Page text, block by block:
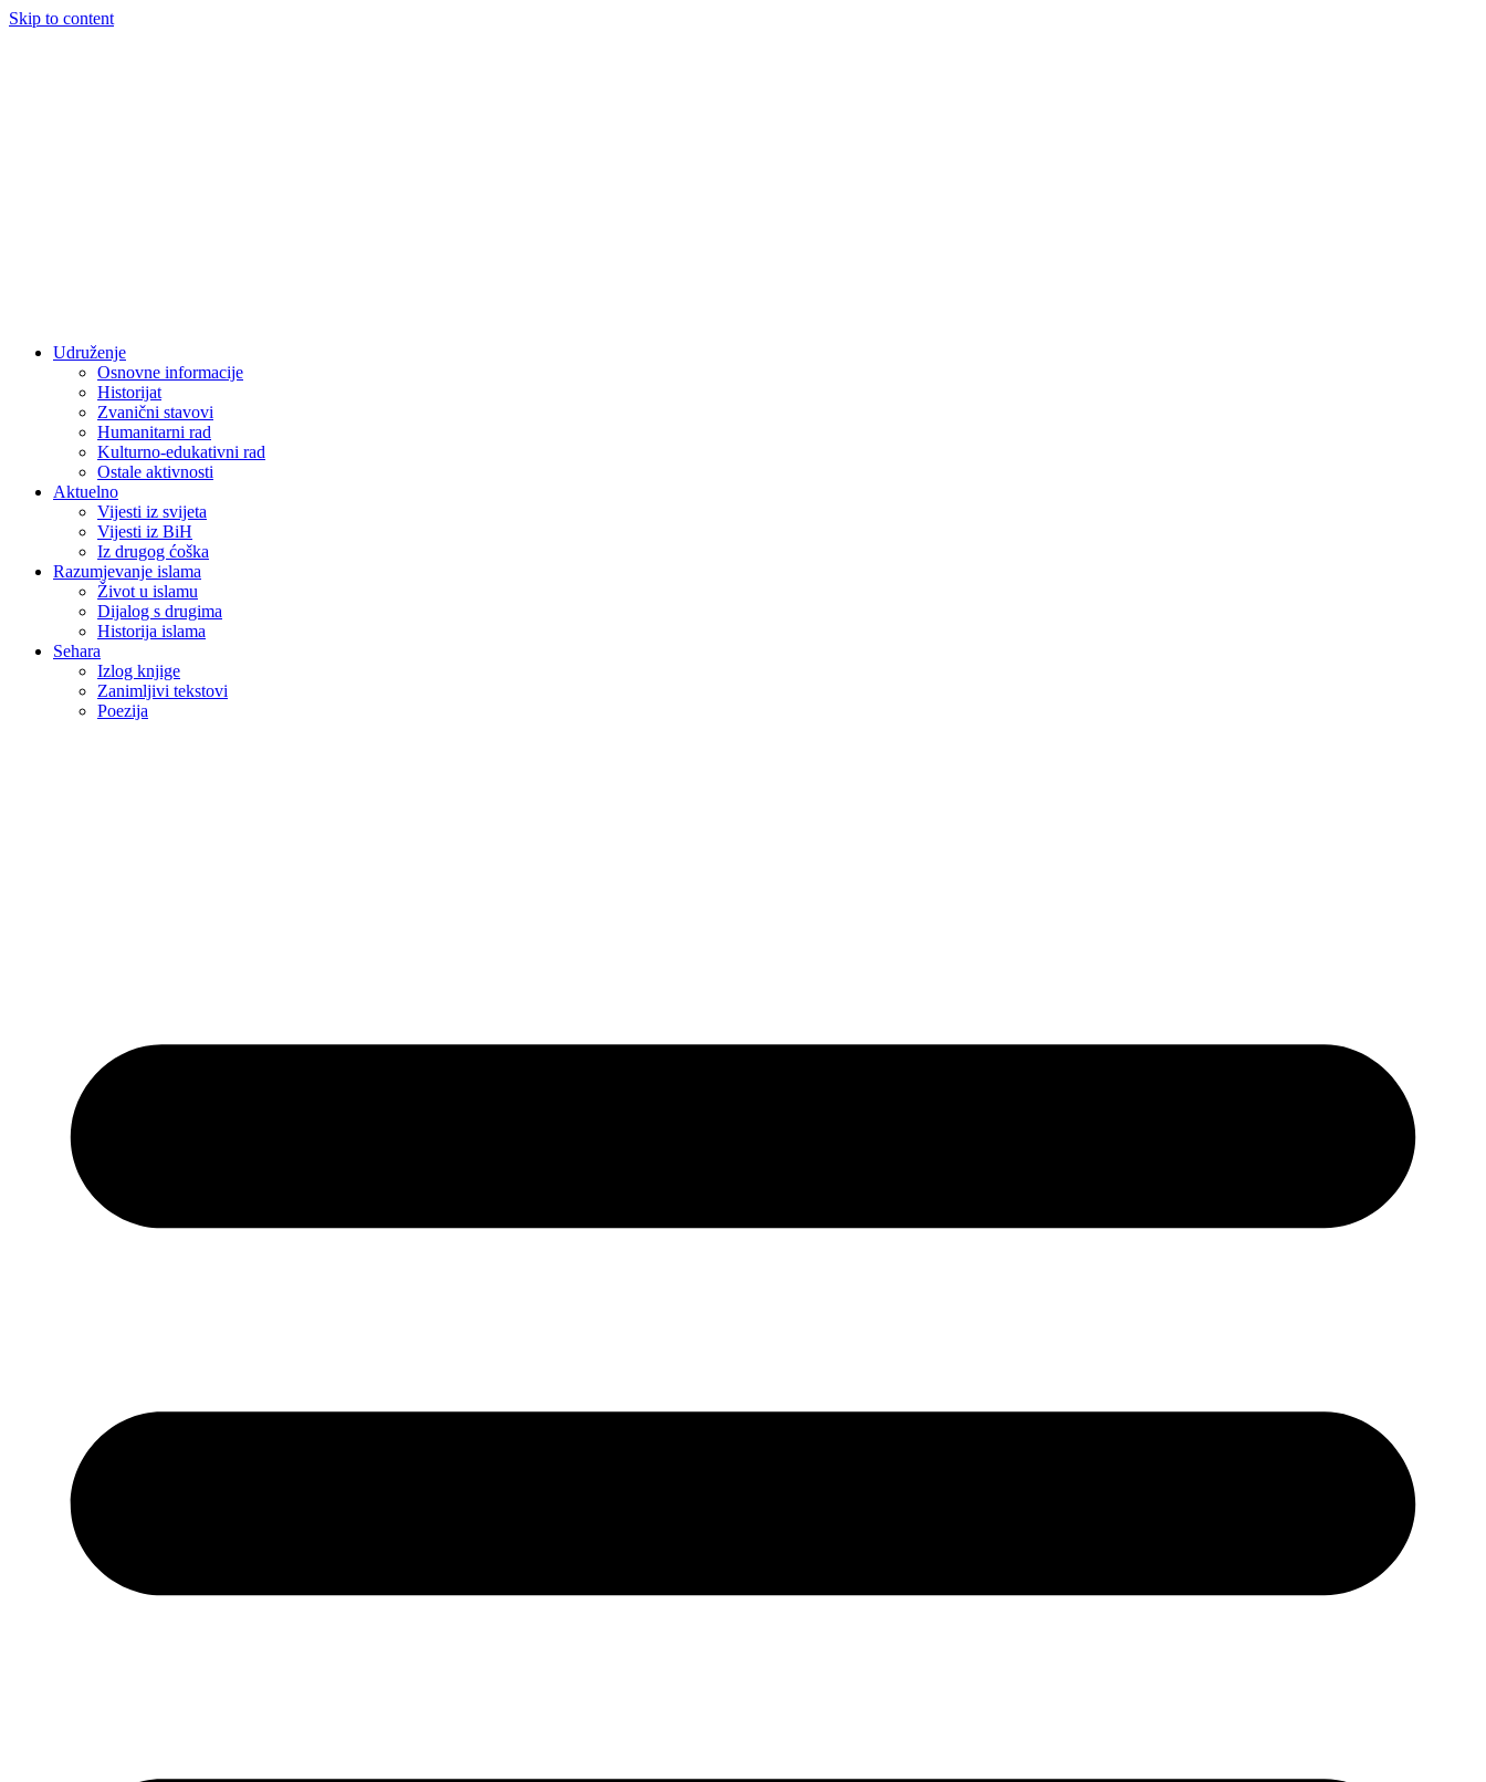
Skip to content
Udruženje
Osnovne informacije
Historijat
Zvanični stavovi
Humanitarni rad
Kulturno-edukativni rad
Ostale aktivnosti
Aktuelno
Vijesti iz svijeta
Vijesti iz BiH
Iz drugog ćoška
Razumjevanje islama
Život u islamu
Dijalog s drugima
Historija islama
Sehara
Izlog knjige
Zanimljivi tekstovi
Poezija